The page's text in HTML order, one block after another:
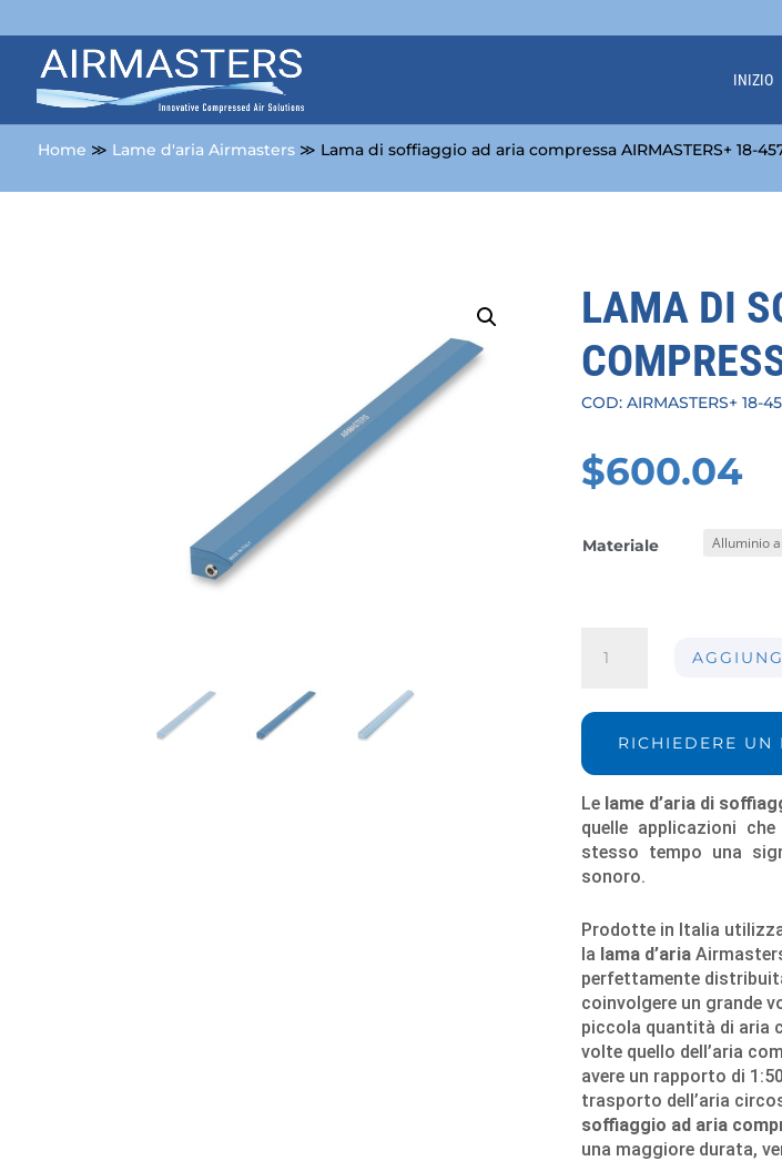
INIZIO
Home ≫ Lame d'aria Airmasters≫ Lama di soffiaggio ad aria compressa AIRMASTERS+ 18-
LAMA DI
COD: AIRMASTERS+ 18-
$600.04
Materiale
ad
compressa
18-
457mm
quantità
RICHIEDERE UN
Lelame d’aria di
quelle applicazioni
stesso tempo una
sonoro.
Prodotte in Italia
la lama d’aria
perfettamente
coinvolgere un grande
piccola quantità di aria
volte quello dell’aria
avere un rapporto di
trasporto dell’aria
soffiaggio ad aria
una maggiore durata,